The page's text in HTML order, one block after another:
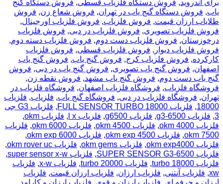
برای اندروید, فروش دستگاه فلزیاب قسطی, فروش دستگاه گنج
یاب, فروش دستگاه گنج یاب در تهران, فروش شعاع زن, فروش
طلایاب ارزان قیمت, فروش فلزیاب, فروش فلزیاب اورجینال,
فروش فلزیاب تصویری, فروش فلزیاب در دبی, فروش فلزیاب
درخوزستان, فروش فلزیاب دست دوم, فروش فلزیاب دسته دوم,
فروش فلزیاب دیوار , فروش فلزیاب قسطی, فروش فلزیاب
کارکرده, فروش فلزیاب کرج, فروش گنج یاب, فروش گنج یاب
اصفهان, فروش گنج یاب تصویری, فروش گنج یاب در دبی, فروش
گنج یاب دست دوم, فروش گنج یاب مشهد, فروش نقطه زن,
فروشگاه فلزیاب, فروشگاه فلزیاب اصفهان, فروشگاه فلزیاب در
تهران, فروشگاه فلزیاب در دبی, فروشگاه گنج یاب, فلزیاب, فلزیاب
18000
, فلزیاب FULL SENSOR TURBO 18000 ,
فلزیاب G3 جی
3
, فلزیاب g3-6500 , فلزیاب g6500 , فلزیاب l x , فلزیاب okm
,
فلزیاب okm 4000
, فلزیاب okm 4500 , فلزیاب okm 6000 , فلزیاب
okm 7500
, فلزیاب okm exp 4500 , فلزیاب okm exp 6000
,
فلزیاب okm exp4000
, فلزیاب okm gems , فلزیاب okm rover uc
,
فلزیاب SUPER SENSOR G3-6500
, فلزیاب super sensor x-w
,
فلزیاب turbo 18000
, فلزیاب turbo 20000 , فلزیاب x-w , فلزیاب
xw
, فلزیاب آنتنی, فلزیاب ارزان, فلزیاب ارزان قیمت, فلزیاب
ارزان و حرفه ای, فلزیاب ارزان و قوی, فلزیاب ارزان و کارامد,